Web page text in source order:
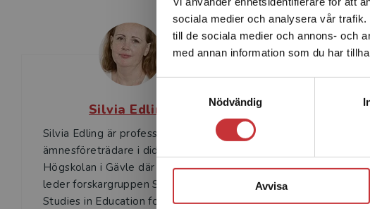
sociala medier och analysera vår
till de sociala medier och annons- och
med annan information som du har
Nödvändig
Avvisa
Det
enhet
Silvia Edling
Silvia Edling är professor/
ämnesföreträdare i didaktik vid
Högskolan i Gävle där hon även
leder forskargruppen SEEDS,
Studies in Education for Equi...
Peter
Peter Edward Gill
Högskolan i Gävle.
irländare och kom
december 1974.